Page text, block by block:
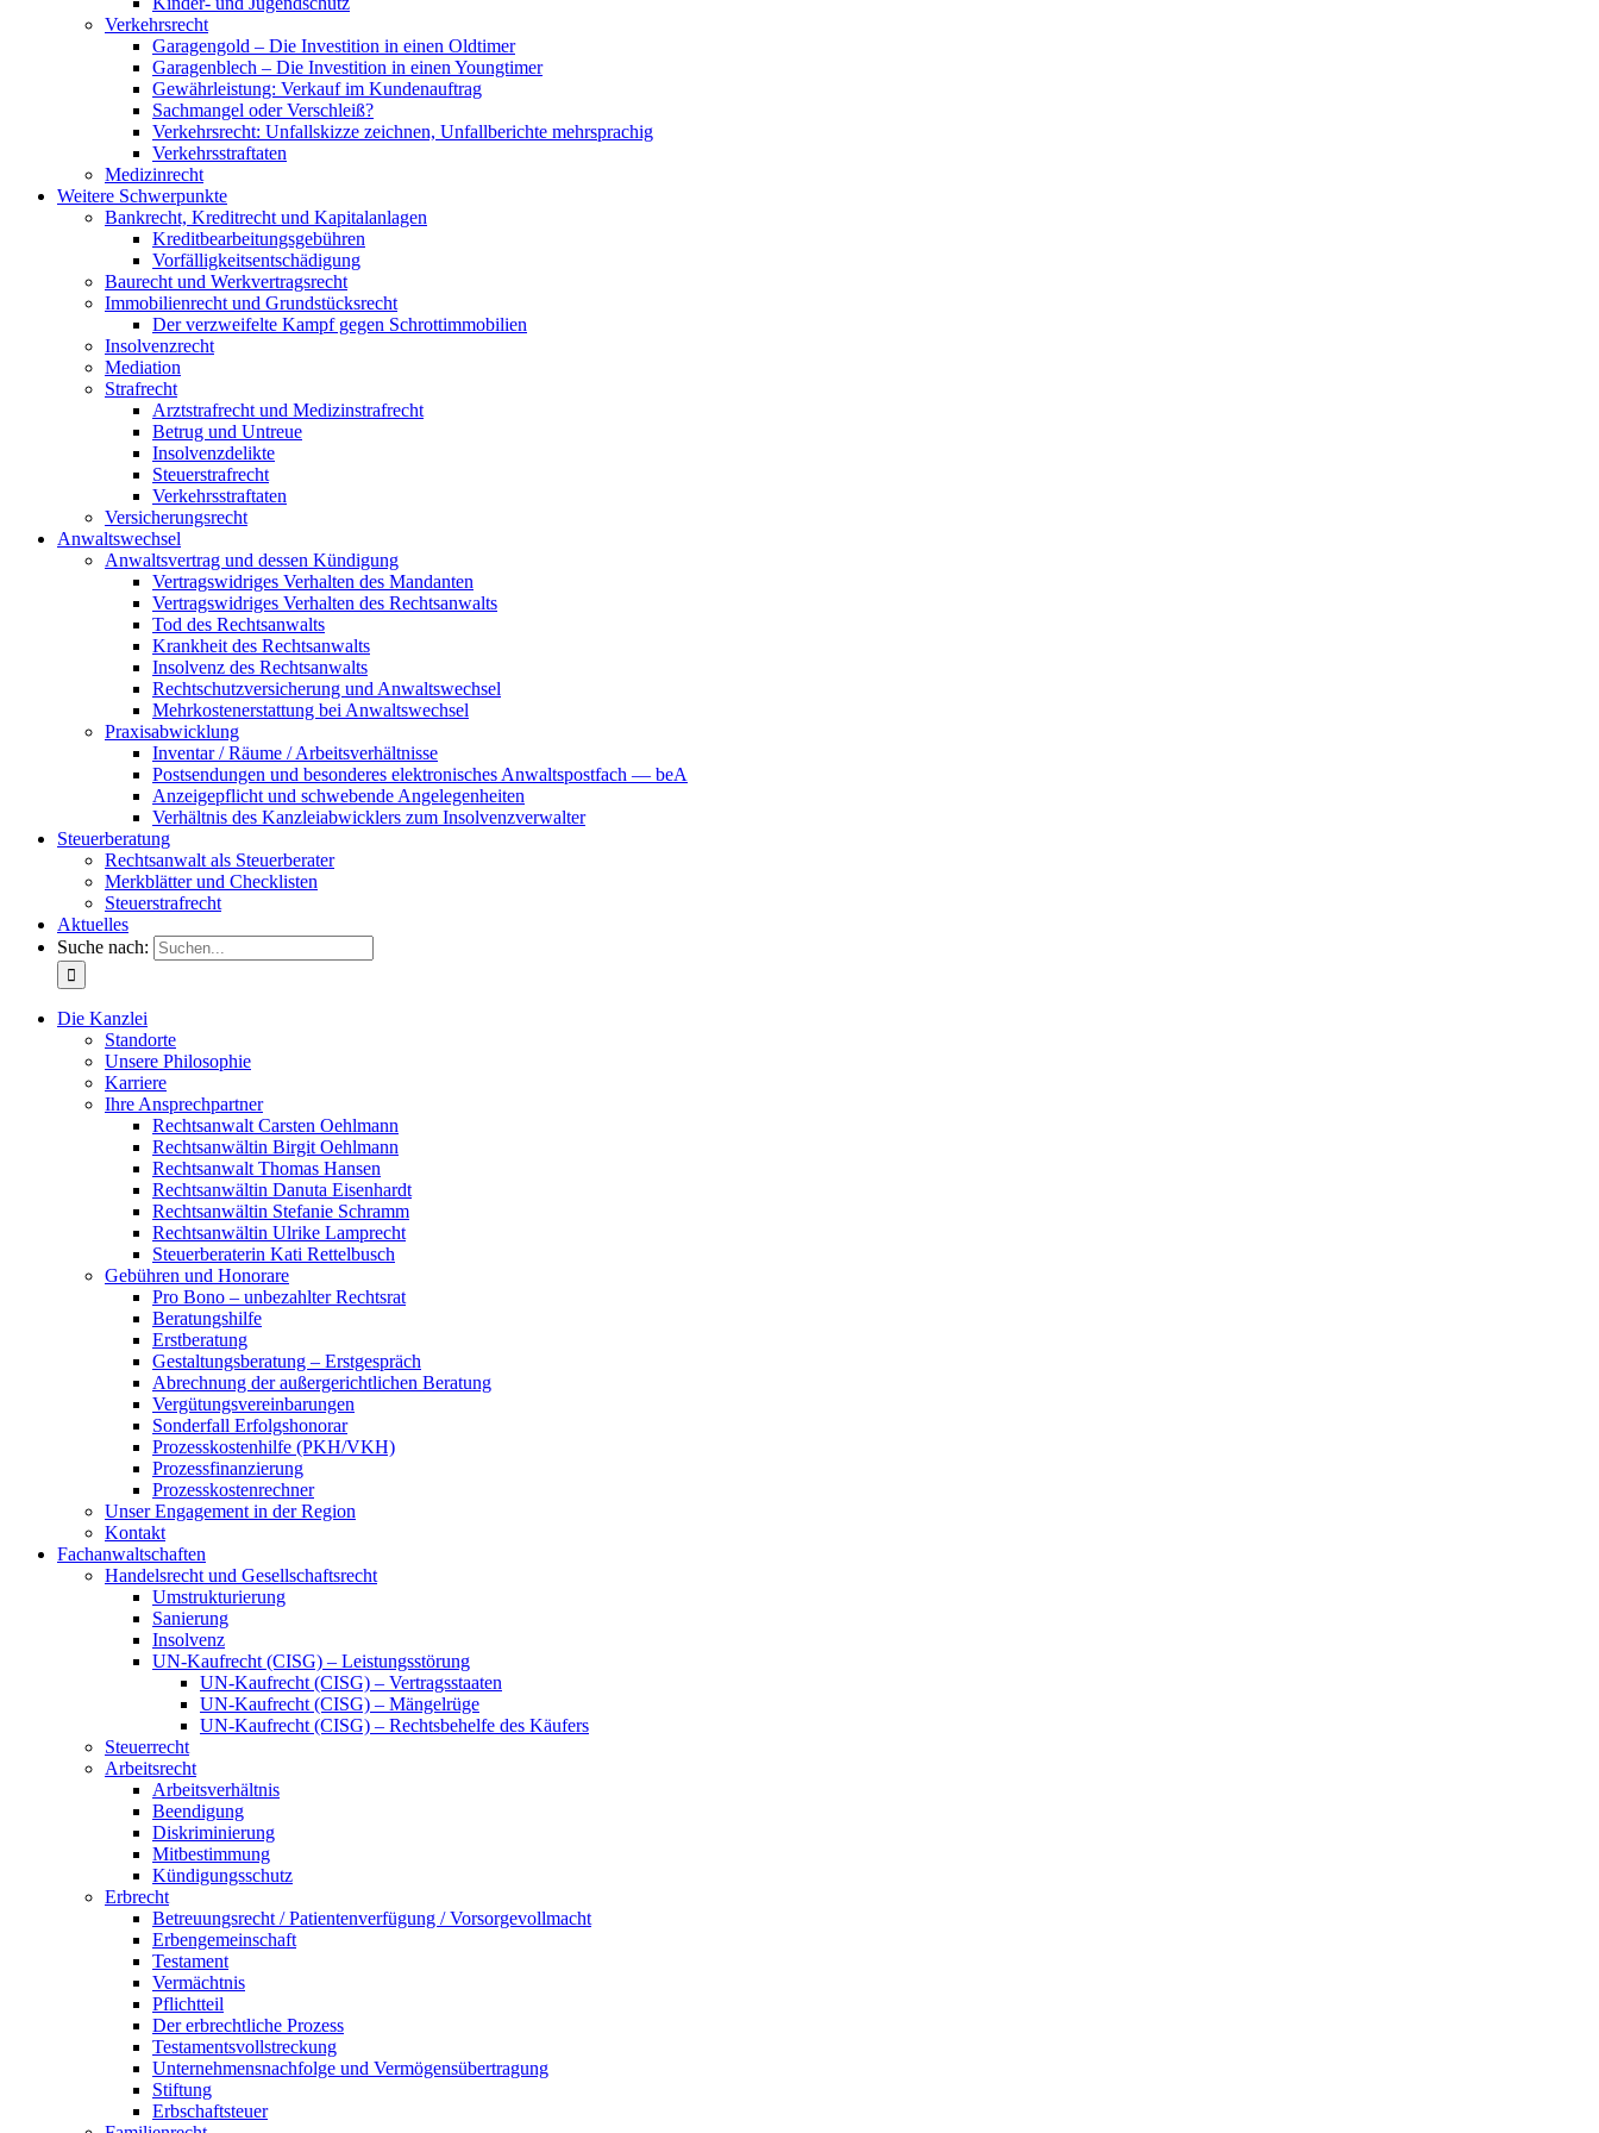
Verkehrsrecht
Garagengold – Die Investition in einen Oldtimer
Garagenblech – Die Investition in einen Youngtimer
Gewährleistung: Verkauf im Kundenauftrag
Sachmangel oder Verschleiß?
Verkehrsrecht: Unfallskizze zeichnen, Unfallberichte mehrsprachig
Verkehrsstraftaten
Medizinrecht
Weitere Schwerpunkte
Bankrecht, Kreditrecht und Kapitalanlagen
Kredit­bearbeitungs­gebühren
Vorfälligkeitsentschädigung
Baurecht und Werkvertragsrecht
Immobilienrecht und Grundstücksrecht
Der verzweifelte Kampf gegen Schrottimmobilien
Insolvenzrecht
Mediation
Strafrecht
Arztstrafrecht und Medizinstrafrecht
Betrug und Untreue
Insolvenzdelikte
Steuerstrafrecht
Verkehrsstraftaten
Versicherungsrecht
Anwaltswechsel
Anwaltsvertrag und dessen Kündigung
Vertragswidriges Verhalten des Mandanten
Vertragswidriges Verhalten des Rechtsanwalts
Tod des Rechtsanwalts
Krankheit des Rechtsanwalts
Insolvenz des Rechtsanwalts
Rechtschutzversicherung und Anwaltswechsel
Mehrkostenerstattung bei Anwaltswechsel
Praxisabwicklung
Inventar / Räume / Arbeitsverhältnisse
Postsendungen und besonderes elektronisches Anwaltspostfach — beA
Anzeigepflicht und schwebende Angelegenheiten
Verhältnis des Kanzleiabwicklers zum Insolvenzverwalter
Steuerberatung
Rechtsanwalt als Steuerberater
Merkblätter und Checklisten
Steuerstrafrecht
Aktuelles
Suche nach:
Die Kanzlei
Standorte
Unsere Philosophie
Karriere
Ihre Ansprechpartner
Rechtsanwalt Carsten Oehlmann
Rechtsanwältin Birgit Oehlmann
Rechtsanwalt Thomas Hansen
Rechtsanwältin Danuta Eisenhardt
Rechtsanwältin Stefanie Schramm
Rechtsanwältin Ulrike Lamprecht
Steuerberaterin Kati Rettelbusch
Gebühren und Honorare
Pro Bono – unbezahlter Rechtsrat
Beratungshilfe
Erstberatung
Gestaltungsberatung – Erstgespräch
Abrechnung der außergerichtlichen Beratung
Vergütungsvereinbarungen
Sonderfall Erfolgshonorar
Prozesskostenhilfe (PKH/VKH)
Prozessfinanzierung
Prozesskostenrechner
Unser Engagement in der Region
Kontakt
Fachanwaltschaften
Handelsrecht und Gesellschaftsrecht
Umstrukturierung
Sanierung
Insolvenz
UN-Kaufrecht (CISG) – Leistungsstörung
UN-Kaufrecht (CISG) – Vertragsstaaten
UN-Kaufrecht (CISG) – Mängelrüge
UN-Kaufrecht (CISG) – Rechtsbehelfe des Käufers
Steuerrecht
Arbeitsrecht
Arbeitsverhältnis
Beendigung
Dis­kri­mi­nie­rung
Mitbestimmung
Kündigungsschutz
Erbrecht
Betreuungsrecht / Patientenverfügung / Vorsorgevollmacht
Erbengemeinschaft
Testament
Vermächtnis
Pflichtteil
Der erbrechtliche Prozess
Testamentsvollstreckung
Unternehmensnachfolge und Vermögensübertragung
Stiftung
Erbschaftsteuer